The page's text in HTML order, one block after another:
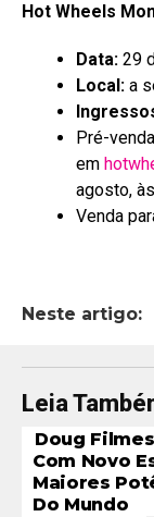
Hot Wheels
Data: 29
Local: a
Pré-
em
agosto,
Venda
Neste artigo:
Leia
Doug
Com Novo
Maiores
Do Mundo